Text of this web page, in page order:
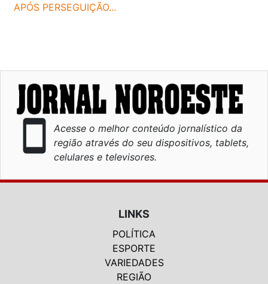
APÓS PERSEGUIÇÃO...
smartphone
Acesse o melhor conteúdo jornalístico da
região através do seu dispositivos, tablets,
celulares e televisores.
LINKS
POLÍTICA
ESPORTE
VARIEDADES
REGIÃO